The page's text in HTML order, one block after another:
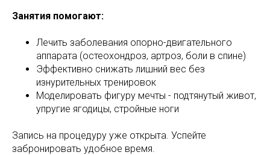
Занятия помогают:
Лечить заболевания опорно-двигательного
аппарата (остеохондроз, артроз, боли в спине)
Эффективно снижать лишний вес без
изнурительных тренировок
Моделировать фигуру мечты - подтянутый живот,
упругие ягодицы, стройные ноги
Запись на процедуру уже открыта. Успейте
забронировать удобное время.